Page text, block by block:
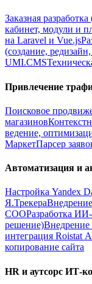
Заказная
кабинет, модули и
на Laravel и Vue.js
(создание,
UMI.CMS
Привлечение
Поисковое
магазинов
ведение,
МаркетПарсер
Автоматизация и
Настройка Yandex
Я.Трекера
СООРазработка ИИ-
решение)Внедрение
интеграция Roistat
копирование сайта
HR и аутсорс ИТ-